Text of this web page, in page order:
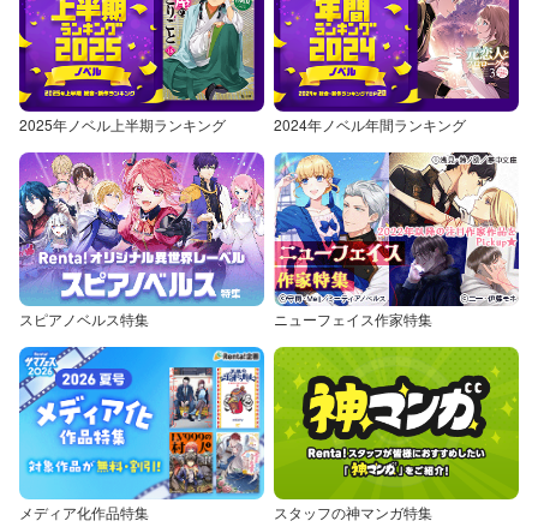
2025年ノベル上半期ランキング 2024年ノベル年間ランキング
スピアノベルス特集 ニューフェイス作家特集
メディア化作品特集 スタッフの神マンガ特集